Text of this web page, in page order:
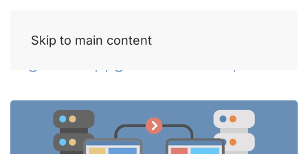
Skip to main content